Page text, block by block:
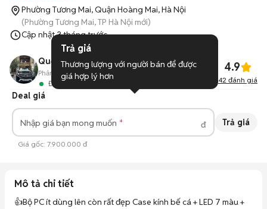
Phường Tương Mai, Quận Hoàng Mai, Hà Nội
(Phường Tương Mai, TP Hà Nội mới)
Cập nhật3 tháng trước
Quốc Tuấn
Đang hoạt động
Phản hồi: 92%8 Đã bán 4.9
42 đánh giá
Deal giá
Nhập giá bạn mong muốn đ Trả giá
Giá gốc: 7.900.000 đ
Mô tả chi tiết
👍Bộ PC ít dùng lên còn rất đẹp Case kính bế cá + LED 7 màu +
Trả giá
Thương lượng với người bán để được
giá hợp lý hơn